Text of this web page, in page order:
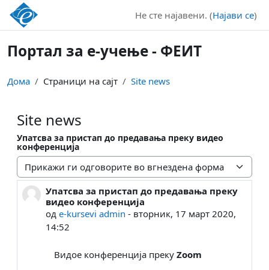
Оди до главна содржина
Не сте најавени. (Најави се)
Портал за е-учење - ФЕИТ
Дома Страници на сајт Site news
Site news
Упатсва за пристап до предавања преку видео
конференција
Прикажување
Упатсва за пристап до предавања преку
видео конференција
од e-kursevi admin - вторник, 17 март 2020,
14:52
Број на одговори: 0
Видое конференција преку Zoom